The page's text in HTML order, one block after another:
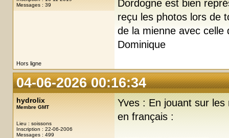
Messages : 39
Dordogne est bien
reçu les photos lors de
de la mienne avec celle
Dominique
Hors ligne
04-06-2026 00:16:34
hydrolix
Membre GMT
Lieu : soissons
Inscription : 22-06-2006
Messages : 499
Yves : En jouant sur
en français :